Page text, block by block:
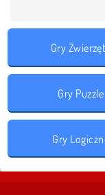
Gry
Gry Puzzle
Gry